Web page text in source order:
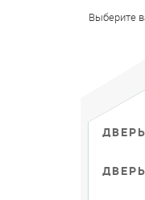
Выберите